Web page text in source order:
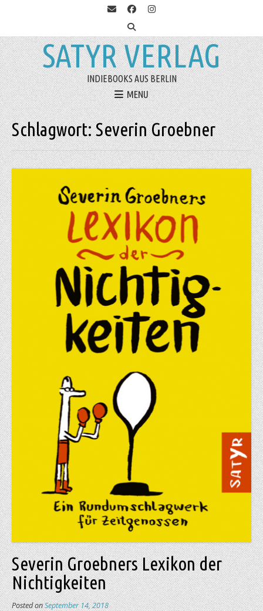
SATYR VERLAG
INDIEBOOKS AUS BERLIN
MENU
Schlagwort:Severin Groebner
Severin Groebners Lexikon der
Nichtigkeiten
Posted onSeptember 14, 2018